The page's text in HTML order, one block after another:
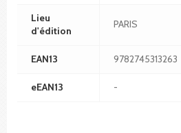
Lieu
d'édition
PARIS
EAN13 9782745313263
eEAN13 -